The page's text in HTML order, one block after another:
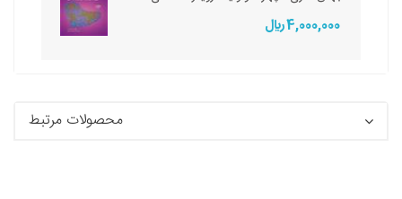
4,000,000 ريال
محصولات مرتبط